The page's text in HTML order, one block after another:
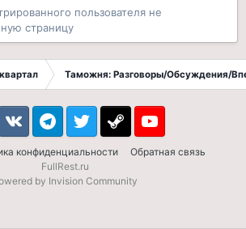
пользователя не
страницу
Таможня: Разговоры/Обсуждения/
конфиденциальности Обратная связь
VK TelegramTwitter Steam Youtube
FullRest.ru
by Invision Community